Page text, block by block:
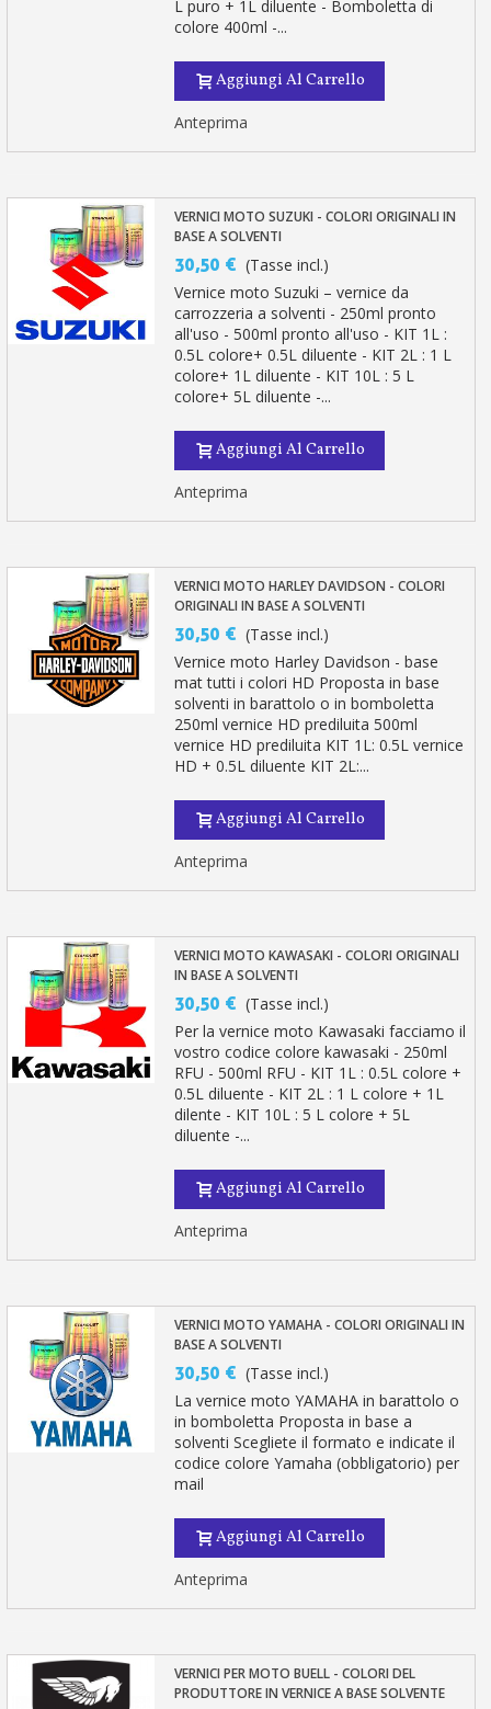
L puro + 1L diluente - Bomboletta di
colore 400ml -...
Aggiungi Al Carrello
Anteprima
VERNICI MOTO SUZUKI - COLORI ORIGINALI IN
BASE A SOLVENTI
30,50 € (Tasse incl.)
Vernice moto Suzuki – vernice da
carrozzeria a solventi - 250ml pronto
all'uso - 500ml pronto all'uso - KIT 1L :
0.5L colore+ 0.5L diluente - KIT 2L : 1 L
colore+ 1L diluente - KIT 10L : 5 L
colore+ 5L diluente -...
Aggiungi Al Carrello
Anteprima
VERNICI MOTO HARLEY DAVIDSON - COLORI
ORIGINALI IN BASE A SOLVENTI
30,50 € (Tasse incl.)
Vernice moto Harley Davidson - base
mat tutti i colori HD Proposta in base
solventi in barattolo o in bomboletta
250ml vernice HD prediluita 500ml
vernice HD prediluita KIT 1L: 0.5L vernice
HD + 0.5L diluente KIT 2L:...
Aggiungi Al Carrello
Anteprima
VERNICI MOTO KAWASAKI - COLORI ORIGINALI
IN BASE A SOLVENTI
30,50 € (Tasse incl.)
Per la vernice moto Kawasaki facciamo il
vostro codice colore kawasaki - 250ml
RFU - 500ml RFU - KIT 1L : 0.5L colore +
0.5L diluente - KIT 2L : 1 L colore + 1L
dilente - KIT 10L : 5 L colore + 5L
diluente -...
Aggiungi Al Carrello
Anteprima
VERNICI MOTO YAMAHA - COLORI ORIGINALI IN
BASE A SOLVENTI
30,50 € (Tasse incl.)
La vernice moto YAMAHA in barattolo o
in bomboletta Proposta in base a
solventi Scegliete il formato e indicate il
codice colore Yamaha (obbligatorio) per
mail
Aggiungi Al Carrello
Anteprima
VERNICI PER MOTO BUELL - COLORI DEL
PRODUTTORE IN VERNICE A BASE SOLVENTE